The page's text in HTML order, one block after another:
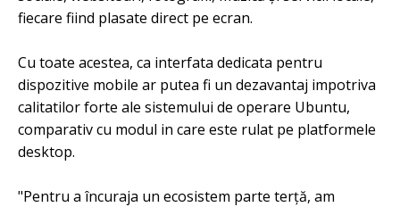
fiecare fiind plasate direct pe ecran.
Cu toate acestea, ca interfata dedicata pentru
dispozitive mobile ar putea fi un dezavantaj impotriva
calitatilor forte ale sistemului de operare Ubuntu,
comparativ cu modul in care este rulat pe platformele
desktop.
"Pentru a încuraja un ecosistem parte terță, am